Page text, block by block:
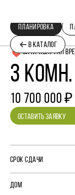
В КАТАЛОГ
ПЛАНИРОВКА
СИТИ-КВАРТАЛ
3 КОМН.
10 700 000 ₽
ОСТАВИТЬ ЗАЯВКУ
СРОК СДАЧИ
ДОМ